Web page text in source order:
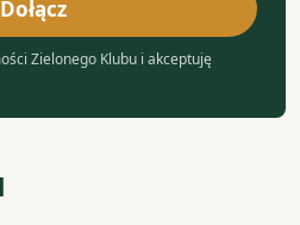
Dołącz
Zielonego Klubu i akceptuję